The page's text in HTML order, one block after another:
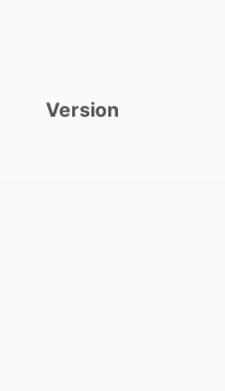
Version